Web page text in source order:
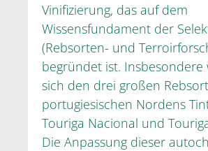
Vinifizierung, das auf dem
Wissensfundament der
(Rebsorten- und
begründet ist. Insbesondere
sich den drei großen
portugiesischen Nordens
Touriga Nacional und
Die Anpassung dieser